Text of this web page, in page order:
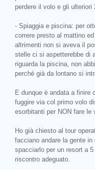
perdere il volo e gli ulteriori
- Spiaggia e piscina: per
correre presto al mattino
altrimenti non si aveva il
stelle ci si aspetterebbe di
riguarda la piscina, non
perché già da lontano si
E dunque è andata a finire
fuggire via col primo volo
esorbitanti per NON fare le
Ho già chiesto al tour
facciano andare la gente
spacciarlo per un resort a
riscontro adeguato.